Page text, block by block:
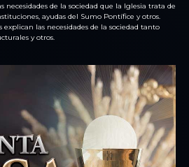
necesidades de la sociedad que la Iglesia trata de
ayudas del Sumo Pontífice y otros.
explican las necesidades de la sociedad tanto
y otros.